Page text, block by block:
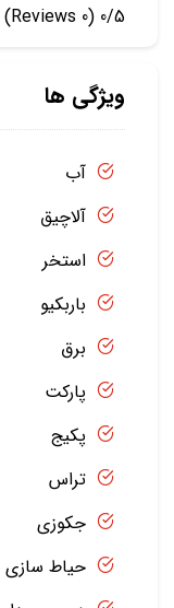
0/5
(0 Reviews)
ویژگی ها
آب
آلاچیق
استخر
باربکیو
برق
پارکت
پکیج
تراس
جکوزی
حیاط سازی